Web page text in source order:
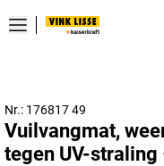
Nr.: 176817 49
Vuilvangmat,
tegen UV-straling